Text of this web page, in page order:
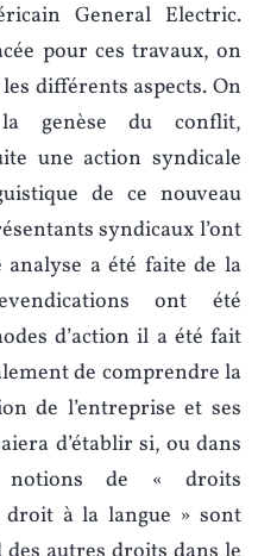
General Electric.
pour ces travaux, on
différents aspects. On
la genèse du conflit,
une action syndicale
de ce nouveau
syndicaux l’ont
a été faite de la
ont été
d’action il a été fait
de comprendre la
de l’entreprise et ses
d’établir si, ou dans
notions de « droits
à la langue » sont